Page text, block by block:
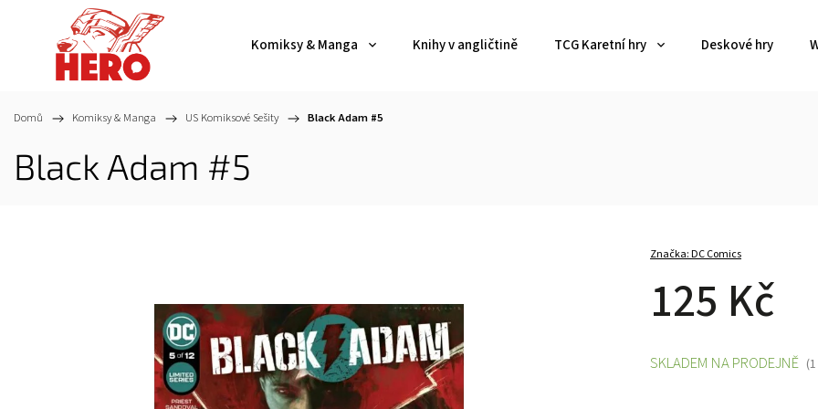
Komiksy & Manga Knihy v angličtině TCG Karetní hry Deskové hry
Domů / Komiksy & Manga / US Komiksové Sešity / Black Adam #5
Black Adam #5
Značka:DC Comics
125 Kč
SKLADEM NA PRODEJNĚ